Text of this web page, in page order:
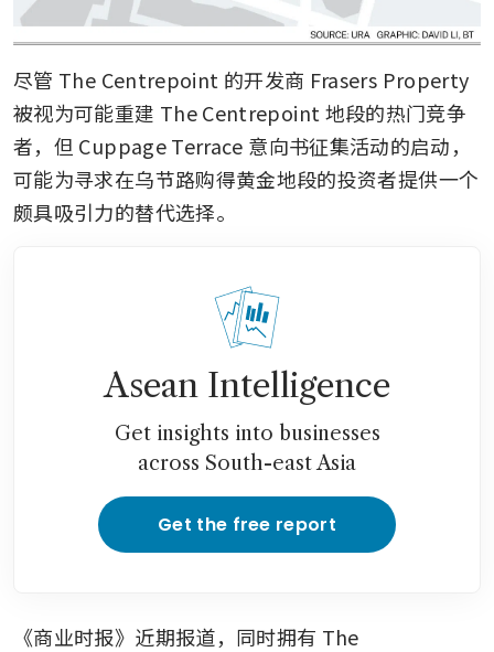
尽管 The Centrepoint 的开发商 Frasers Property
被视为可能重建 The Centrepoint 地段的热门竞争
者，但 Cuppage Terrace 意向书征集活动的启动，
可能为寻求在乌节路购得黄金地段的投资者提供一个
颇具吸引力的替代选择。
Asean Intelligence
Get insights into businesses
across South-east Asia
Get the free report
《商业时报》近期报道，同时拥有 The